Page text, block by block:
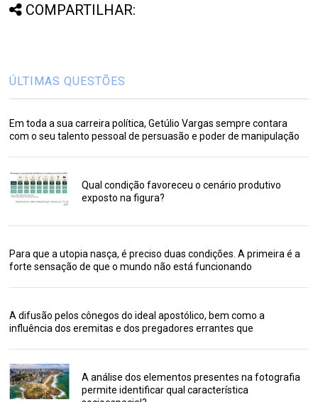
COMPARTILHAR:
ÚLTIMAS QUESTÕES
Em toda a sua carreira política, Getúlio Vargas sempre contara
com o seu talento pessoal de persuasão e poder de manipulação
Qual condição favoreceu o cenário produtivo
exposto na figura?
Para que a utopia nasça, é preciso duas condições. A primeira é a
forte sensação de que o mundo não está funcionando
A difusão pelos cônegos do ideal apostólico, bem como a
influência dos eremitas e dos pregadores errantes que
A análise dos elementos presentes na fotografia
permite identificar qual característica